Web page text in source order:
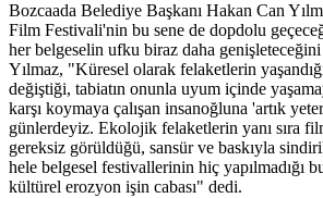
Bozcaada Belediye Başkanı Hakan Can
Film Festivali'nin bu sene de dopdolu
her belgeselin ufku biraz daha
Yılmaz, "Küresel olarak felaketlerin
değiştiği, tabiatın onunla uyum içinde
karşı koymaya çalışan insanoğluna 'artık
günlerdeyiz. Ekolojik felaketlerin yanı sıra
gereksiz görüldüğü, sansür ve baskıyla
hele belgesel festivallerinin hiç yapılmadığı
kültürel erozyon işin cabası" dedi.